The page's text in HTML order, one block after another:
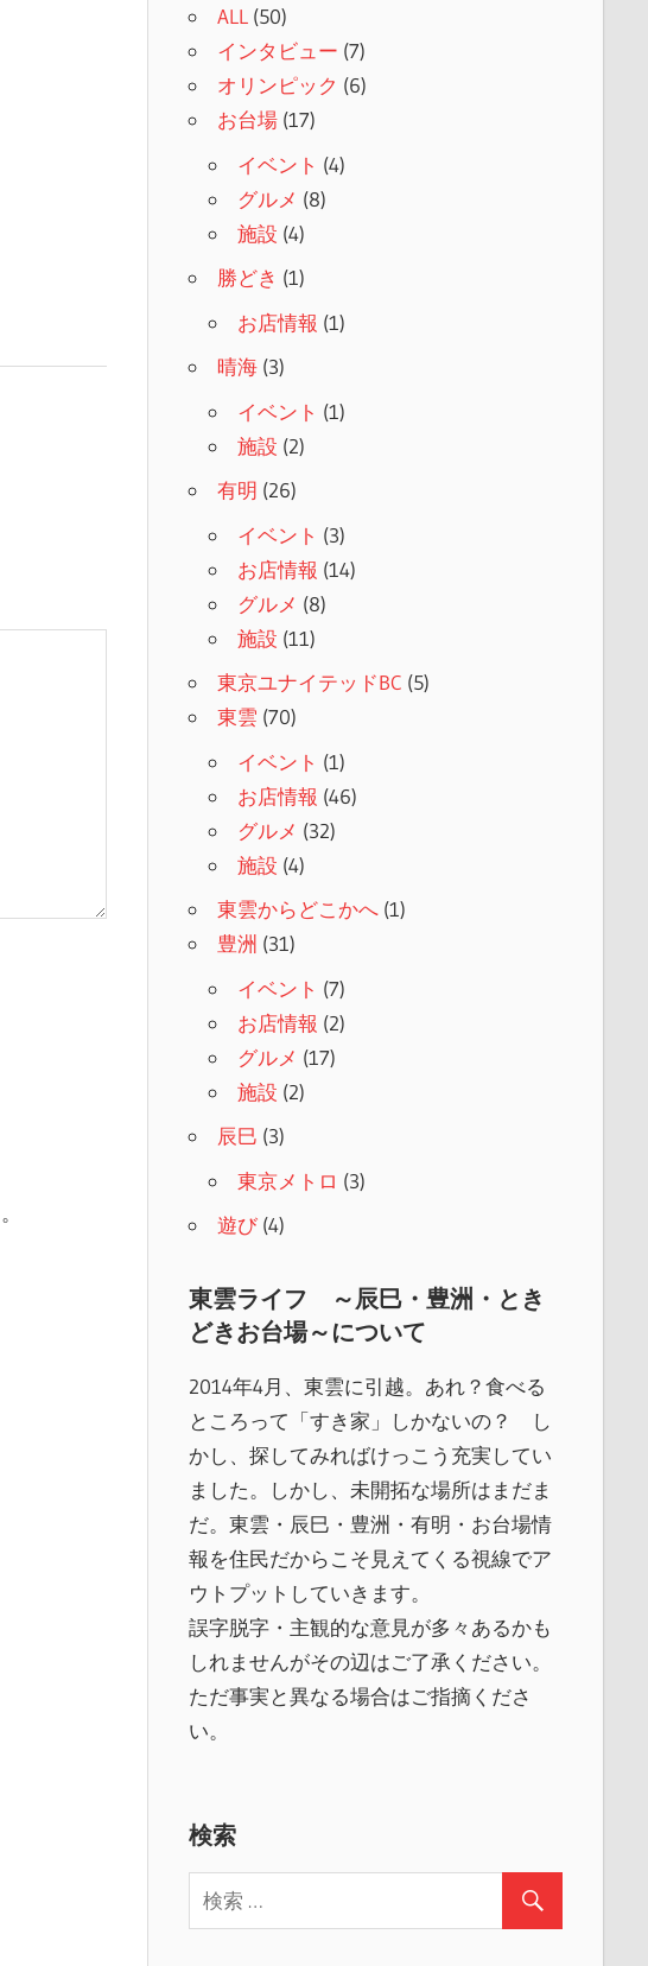
ALL(50)
インタビュー (7)
オリンピック (6)
お台場(17)
イベント (4)
グルメ (8)
施設 (4)
勝どき (1)
お店情報 (1)
晴海(3)
イベント (1)
施設 (2)
有明 (26)
イベント (3)
お店情報 (14)
グルメ (8)
施設 (11)
東京ユナイテッドBC (5)
東雲 (70)
イベント (1)
お店情報 (46)
グルメ (32)
施設 (4)
東雲からどこかへ(1)
豊洲 (31)
イベント (7)
お店情報 (2)
グルメ (17)
施設 (2)
辰巳 (3)
東京メトロ (3)
遊び(4)
東雲ライフ ～辰巳・豊洲・とき
どきお台場～について
2014年4月、東雲に引越。あれ？食べる
ところって「すき家」しかないの？ し
かし、探してみればけっこう充実してい
ました。しかし、未開拓な場所はまだま
だ。東雲・辰巳・豊洲・有明・お台場情
報を住民だからこそ見えてくる視線でア
ウトプットしていきます。
誤字脱字・主観的な意見が多々あるかも
しれませんがその辺はご了承ください。
ただ事実と異なる場合はご指摘くださ
い。
検索